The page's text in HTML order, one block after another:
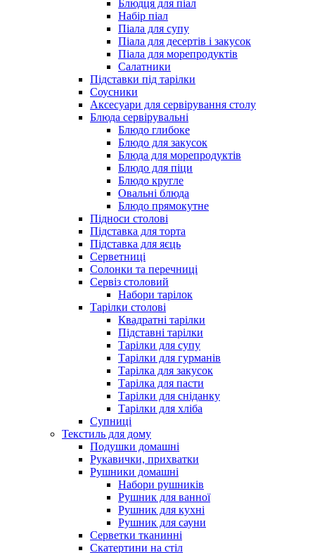
Блюдця для піал
Набір піал
Піала для супу
Піала для десертів і закусок
Піала для морепродуктів
Салатники
Підставки під тарілки
Соусники
Аксесуари для сервірування столу
Блюда сервірувальні
Блюдо глибоке
Блюдо для закусок
Блюда для морепродуктів
Блюдо для піци
Блюдо кругле
Овальні блюда
Блюдо прямокутне
Підноси столові
Підставка для торта
Підставка для яєць
Серветниці
Солонки та перечниці
Сервіз столовий
Набори тарілок
Тарілки столові
Квадратні тарілки
Підставні тарілки
Тарілки для супу
Тарілки для гурманів
Тарілка для закусок
Тарілка для пасти
Тарілки для сніданку
Тарілки для хліба
Супниці
Текстиль для дому
Подушки домашні
Рукавички, прихватки
Рушники домашні
Набори рушників
Рушник для ванної
Рушник для кухні
Рушник для сауни
Серветки тканинні
Скатертини на стіл